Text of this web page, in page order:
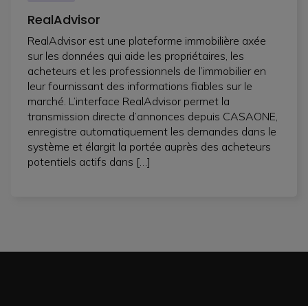
RealAdvisor
RealAdvisor est une plateforme immobilière axée
sur les données qui aide les propriétaires, les
acheteurs et les professionnels de l’immobilier en
leur fournissant des informations fiables sur le
marché. L’interface RealAdvisor permet la
transmission directe d’annonces depuis CASAONE,
enregistre automatiquement les demandes dans le
système et élargit la portée auprès des acheteurs
potentiels actifs dans […]